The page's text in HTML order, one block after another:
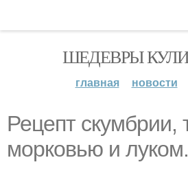
ШЕДЕВРЫ
главная новости
Рецепт скумбрии,
морковью и луком.